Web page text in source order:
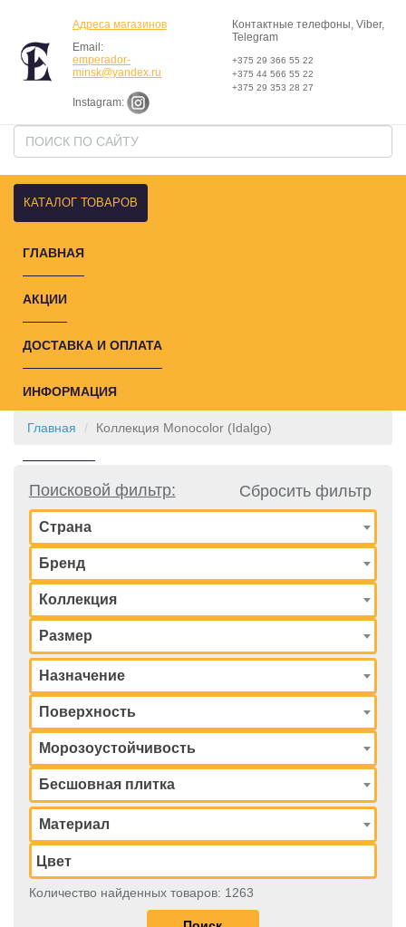
Адреса магазинов
Email:
emperador-
minsk@yandex.ru
Instagram:
Контактные телефоны, Viber,
Telegram
+375 29 366 55 22
+375 44 566 55 22
+375 29 353 28 27
КАТАЛОГ ТОВАРОВ
ГЛАВНАЯ
АКЦИИ
ДОСТАВКА И ОПЛАТА
ИНФОРМАЦИЯ
Главная Коллекция Monocolor (Idalgo)
Поисковой фильтр: Сбросить фильтр
Страна
Бренд
Коллекция
Размер
Назначение
Поверхность
Морозоустойчивость
Бесшовная плитка
Материал
Количество найденных товаров: 1263